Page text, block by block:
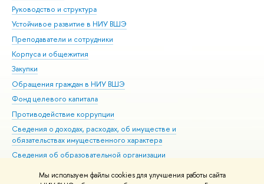
Мы используем файлы cookies для улучшения работы сайта
Руководство и структура
Устойчивое развитие в НИУ ВШЭ
Преподаватели и сотрудники
Корпуса и общежития
Закупки
Обращения граждан в НИУ ВШЭ
Фонд целевого капитала
Противодействие коррупции
Сведения о доходах, расходах, об имуществе и
обязательствах имущественного характера
Сведения об образовательной организации
Людям с ограниченными возможностями здоровья